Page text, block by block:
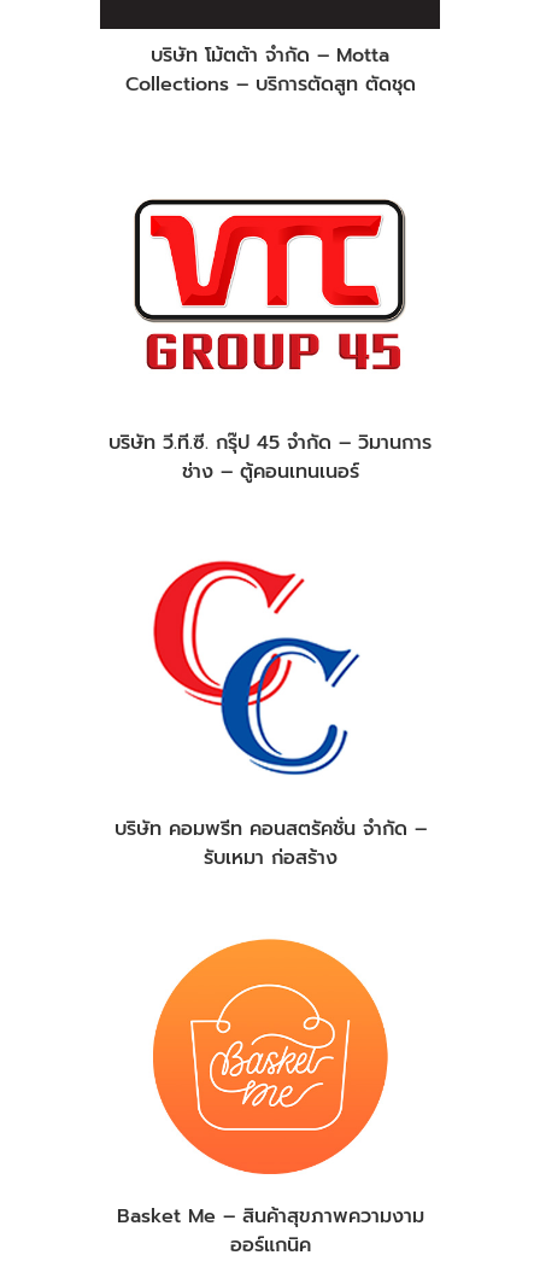
บริษัท โม้ตต้า จำกัด – Motta
Collections – บริการตัดสูท ตัดชุด
บริษัท วี.ที.ซี. กรุ๊ป 45 จำกัด – วิมานการ
ช่าง – ตู้คอนเทนเนอร์
บริษัท คอมพรีท คอนสตรัคชั่น จำกัด –
รับเหมา ก่อสร้าง
Basket Me – สินค้าสุขภาพความงาม
ออร์แกนิค